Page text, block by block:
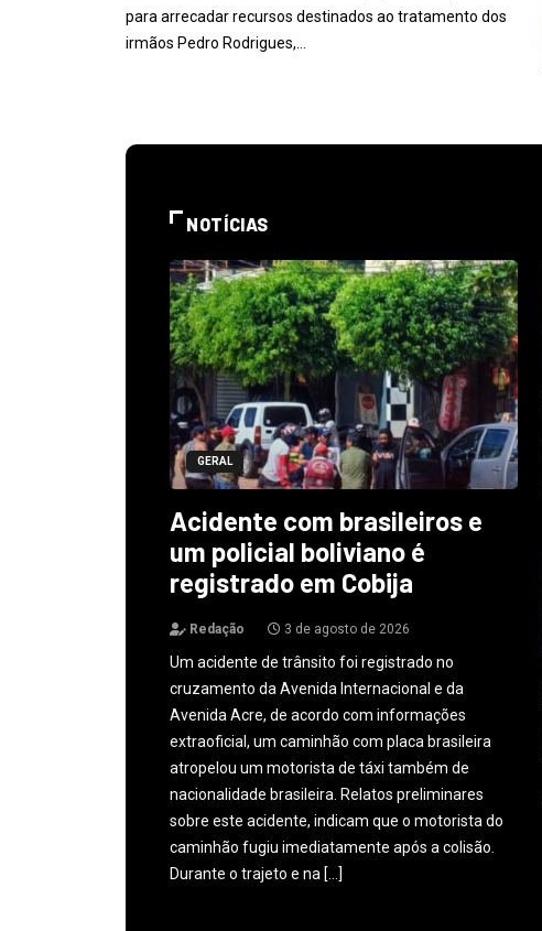
para arrecadar recursos destinados ao tratamento dos
irmãos Pedro Rodrigues,…
NOTÍCIAS
GERAL
Acidente com brasileiros e
um policial boliviano é
registrado em Cobija
Redação 3 de agosto de 2026
Um acidente de trânsito foi registrado no
cruzamento da Avenida Internacional e da
Avenida Acre, de acordo com informações
extraoficial, um caminhão com placa brasileira
atropelou um motorista de táxi também de
nacionalidade brasileira. Relatos preliminares
sobre este acidente, indicam que o motorista do
caminhão fugiu imediatamente após a colisão.
Durante o trajeto e na […]